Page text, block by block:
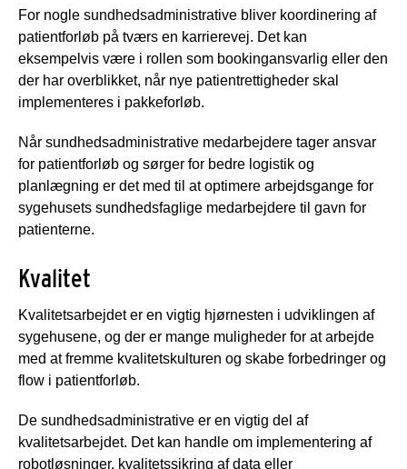
For nogle sundhedsadministrative bliver koordinering af
patientforløb på tværs en karrierevej. Det kan
eksempelvis være i rollen som bookingansvarlig eller den
der har overblikket, når nye patientrettigheder skal
implementeres i pakkeforløb.
Når sundhedsadministrative medarbejdere tager ansvar
for patientforløb og sørger for bedre logistik og
planlægning er det med til at optimere arbejdsgange for
sygehusets sundhedsfaglige medarbejdere til gavn for
patienterne.
Kvalitet
Kvalitetsarbejdet er en vigtig hjørnesten i udviklingen af
sygehusene, og der er mange muligheder for at arbejde
med at fremme kvalitetskulturen og skabe forbedringer og
flow i patientforløb.
De sundhedsadministrative er en vigtig del af
kvalitetsarbejdet. Det kan handle om implementering af
robotløsninger, kvalitetssikring af data eller